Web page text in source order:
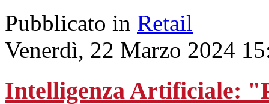
Pubblicato in Retail
Venerdì, 22 Marzo 2024
Intelligenza Artificiale: